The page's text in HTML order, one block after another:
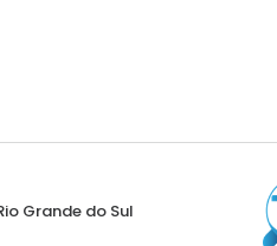
Grande do Sul